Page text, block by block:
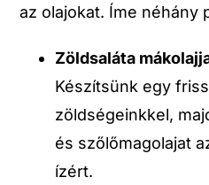
az olajokat. Íme néhány
Zöldsaláta
Készítsünk egy
zöldségeinkkel,
és szőlőmagolajat
ízért.